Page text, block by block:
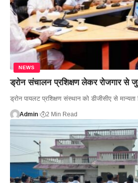
NEWS
ड्रोन संचालन प्रशिक्षण लेकर रोजगार से
ड्रोन पायलट प्रशिक्षण संस्थान को डीजीसीए से
Admin 2 Min Read